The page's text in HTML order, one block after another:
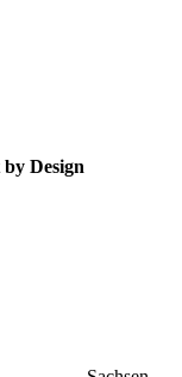
Design